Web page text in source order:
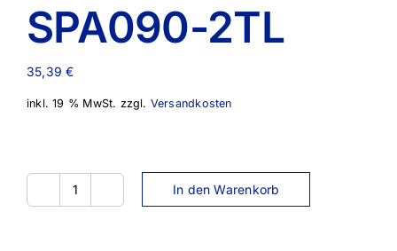
SPA090-2TL
35,39€
inkl. 19 % MwSt. zzgl. Versandkosten
SPA090-
In den Warenkorb